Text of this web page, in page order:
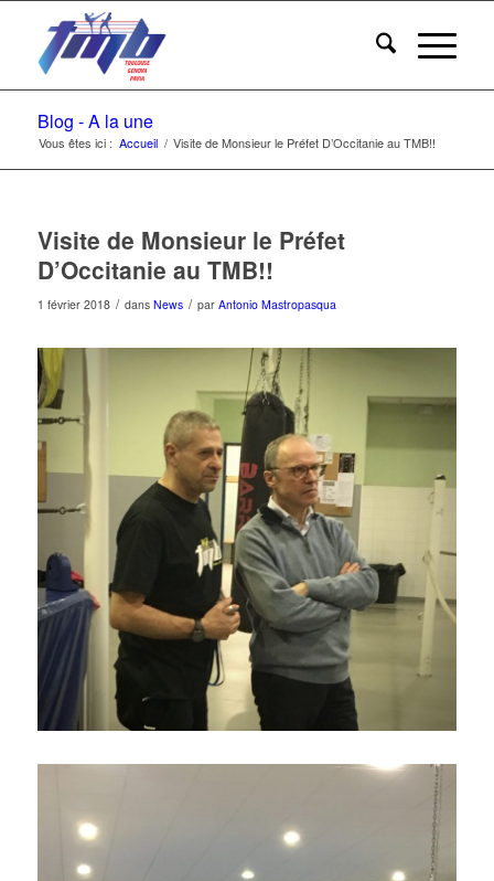
Blog - A la une
Vous êtes ici : Accueil / Visite de Monsieur le Préfet D’Occitanie au TMB!!
Visite de Monsieur le Préfet
D’Occitanie au TMB!!
1 février 2018 / dans News / par Antonio Mastropasqua